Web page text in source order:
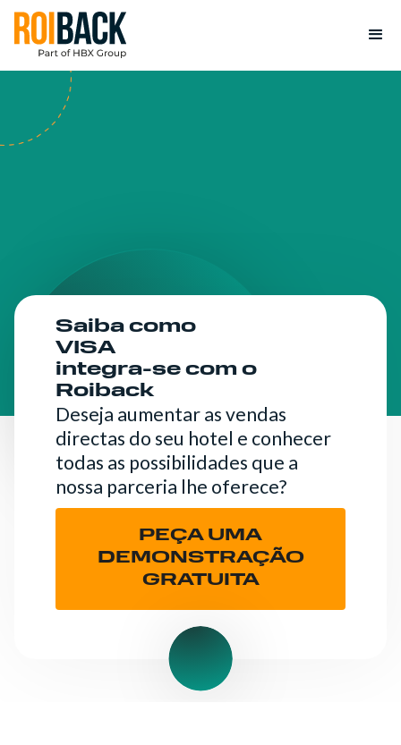
Saiba como
VISA
integra-se com o
Roiback
Deseja aumentar as vendas
directas do seu hotel e conhecer
todas as possibilidades que a
nossa parceria lhe oferece?
PEÇA UMA
DEMONSTRAÇÃO
GRATUITA